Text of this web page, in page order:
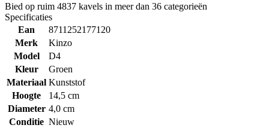
Bied op ruim 4837 kavels in meer dan 36 categorieën
Specificaties
Ean
8711252177120
Merk
Kinzo
Model
D4
Kleur
Groen
Materiaal Kunststof
Hoogte
14,5 cm
Diameter 4,0 cm
Conditie Nieuw